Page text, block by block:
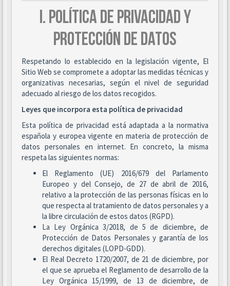
I. POLÍTICA DE PRIVACIDAD Y
PROTECCIÓN DE DATOS
Respetando lo establecido en la legislación vigente, El
Sitio Web se compromete a adoptar las medidas técnicas y
organizativas necesarias, según el nivel de seguridad
adecuado al riesgo de los datos recogidos.
Leyes que incorpora esta política de privacidad
Esta política de privacidad está adaptada a la normativa
española y europea vigente en materia de protección de
datos personales en internet. En concreto, la misma
respeta las siguientes normas:
El Reglamento (UE) 2016/679 del Parlamento
Europeo y del Consejo, de 27 de abril de 2016,
relativo a la protección de las personas físicas en lo
que respecta al tratamiento de datos personales y a
la libre circulación de estos datos (RGPD).
La Ley Orgánica 3/2018, de 5 de diciembre, de
Protección de Datos Personales y garantía de los
derechos digitales (LOPD-GDD).
El Real Decreto 1720/2007, de 21 de diciembre, por
el que se aprueba el Reglamento de desarrollo de la
Ley Orgánica 15/1999, de 13 de diciembre, de